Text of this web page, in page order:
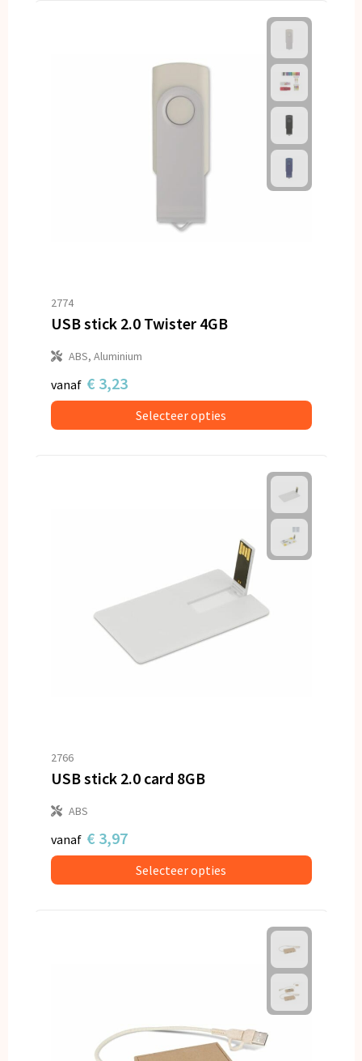
2774
USB stick 2.0 Twister 4GB
ABS, Aluminium
vanaf € 3,23
Selecteer opties
2766
USB stick 2.0 card 8GB
ABS
vanaf € 3,97
Selecteer opties